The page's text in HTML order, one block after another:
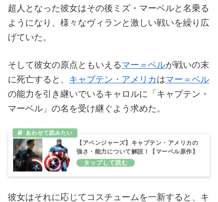
超人となった彼女はその後ミズ・マーベルと名乗る
ようになり、様々なヴィランと激しい戦いを繰り広
げていた。
そして彼女の原点ともいえるマー＝ベルが戦いの末
に死亡すると、 キャプテン・アメリカはマー＝ベル
の能力を引き継いでいるキャロルに「キャプテン・
マーベル」の名を受け継ぐよう求めた。
【アベンジャーズ】キャプテン・アメリカの
強さ・能力について解説！【マーベル原作】
彼女はそれに応じてコスチュームを一新すると、キ